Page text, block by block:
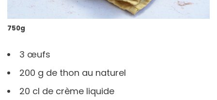
750g
3 œufs
200 g de thon au naturel
20 cl de crème liquide